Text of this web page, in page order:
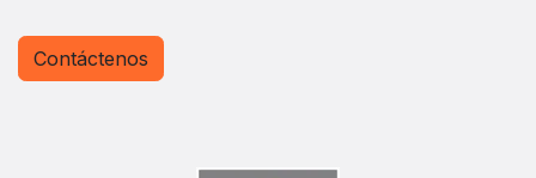
Contáctenos